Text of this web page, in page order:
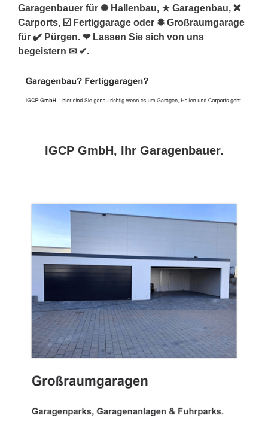
Garagenbauer für ✺ Hallenbau, ★ Garagenbau, ❌
Carports, ☑️ Fertiggarage oder ✹ Großraumgarage
für ✔️ Pürgen. ❤ Lassen Sie sich von uns
begeistern ✉ ✔.
IGCP GmbH, Ihr Garagenbauer.